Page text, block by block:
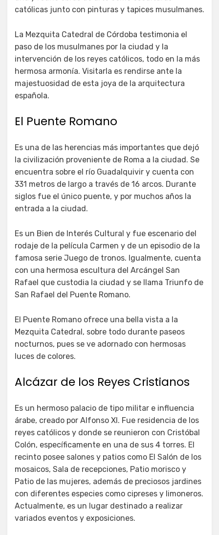
católicas junto con pinturas y tapices musulmanes.
La Mezquita Catedral de Córdoba testimonia el
paso de los musulmanes por la ciudad y la
intervención de los reyes católicos, todo en la más
hermosa armonía. Visitarla es rendirse ante la
majestuosidad de esta joya de la arquitectura
española.
El Puente Romano
Es una de las herencias más importantes que dejó
la civilización proveniente de Roma a la ciudad. Se
encuentra sobre el río Guadalquivir y cuenta con
331 metros de largo a través de 16 arcos. Durante
siglos fue el único puente, y por muchos años la
entrada a la ciudad.
Es un Bien de Interés Cultural y fue escenario del
rodaje de la película Carmen y de un episodio de la
famosa serie Juego de tronos. Igualmente, cuenta
con una hermosa escultura del Arcángel San
Rafael que custodia la ciudad y se llama Triunfo de
San Rafael del Puente Romano.
El Puente Romano ofrece una bella vista a la
Mezquita Catedral, sobre todo durante paseos
nocturnos, pues se ve adornado con hermosas
luces de colores.
Alcázar de los Reyes Cristianos
Es un hermoso palacio de tipo militar e influencia
árabe, creado por Alfonso XI. Fue residencia de los
reyes católicos y donde se reunieron con Cristóbal
Colón, específicamente en una de sus 4 torres. El
recinto posee salones y patios como El Salón de los
mosaicos, Sala de recepciones, Patio morisco y
Patio de las mujeres, además de preciosos jardines
con diferentes especies como cipreses y limoneros.
Actualmente, es un lugar destinado a realizar
variados eventos y exposiciones.